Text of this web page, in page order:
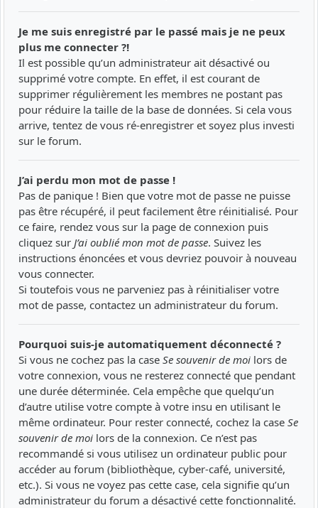
Je me suis enregistré par le passé mais je ne peux
plus me connecter ?!
Il est possible qu’un administrateur ait désactivé ou
supprimé votre compte. En effet, il est courant de
supprimer régulièrement les membres ne postant pas
pour réduire la taille de la base de données. Si cela vous
arrive, tentez de vous ré-enregistrer et soyez plus investi
sur le forum.
J’ai perdu mon mot de passe !
Pas de panique ! Bien que votre mot de passe ne puisse
pas être récupéré, il peut facilement être réinitialisé. Pour
ce faire, rendez vous sur la page de connexion puis
cliquez sur J’ai oublié mon mot de passe. Suivez les
instructions énoncées et vous devriez pouvoir à nouveau
vous connecter.
Si toutefois vous ne parveniez pas à réinitialiser votre
mot de passe, contactez un administrateur du forum.
Pourquoi suis-je automatiquement déconnecté ?
Si vous ne cochez pas la case Se souvenir de moi lors de
votre connexion, vous ne resterez connecté que pendant
une durée déterminée. Cela empêche que quelqu’un
d’autre utilise votre compte à votre insu en utilisant le
même ordinateur. Pour rester connecté, cochez la case Se
souvenir de moi lors de la connexion. Ce n’est pas
recommandé si vous utilisez un ordinateur public pour
accéder au forum (bibliothèque, cyber-café, université,
etc.). Si vous ne voyez pas cette case, cela signifie qu’un
administrateur du forum a désactivé cette fonctionnalité.